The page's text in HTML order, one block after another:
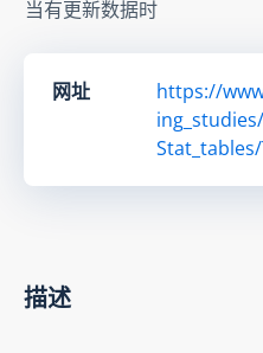
当有更新数据时
网址
https://
描述